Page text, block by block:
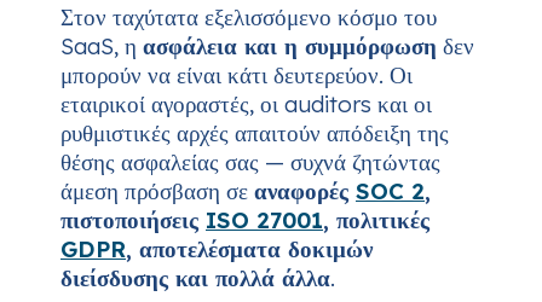
Στον ταχύτατα εξελισσόμενο κόσμο του
SaaS, η ασφάλεια και η συμμόρφωση δεν
μπορούν να είναι κάτι δευτερεύον. Οι
εταιρικοί αγοραστές, οι auditors και οι
ρυθμιστικές αρχές απαιτούν απόδειξη της
θέσης ασφαλείας σας — συχνά ζητώντας
άμεση πρόσβαση σε αναφορές SOC 2,
πιστοποιήσεις ISO 27001, πολιτικές
GDPR, αποτελέσματα δοκιμών
διείσδυσης και πολλά άλλα.